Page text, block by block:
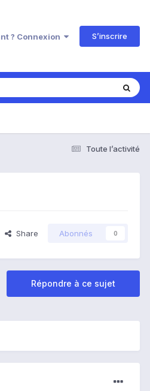
? Connexion S’inscrire
Toute l’activité
Share Abonnés 0
Répondre à ce sujet